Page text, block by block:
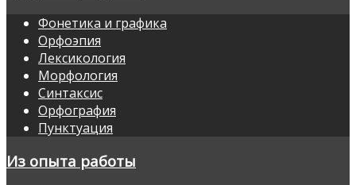
Фонетика и графика
Орфоэпия
Лексикология
Морфология
Синтаксис
Орфография
Пунктуация
Из опыта работы